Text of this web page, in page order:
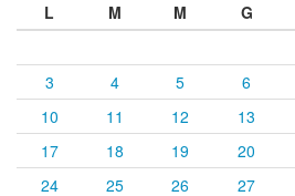
L
M M G
3
4 5 6
10
11 12 13
17
18 19 20
24
25 26 27